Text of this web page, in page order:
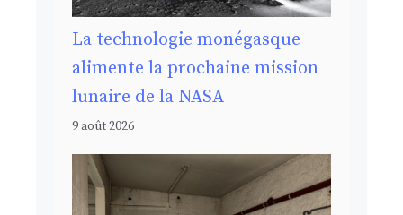
La technologie monégasque
alimente la prochaine mission
lunaire de la NASA
9 août 2026